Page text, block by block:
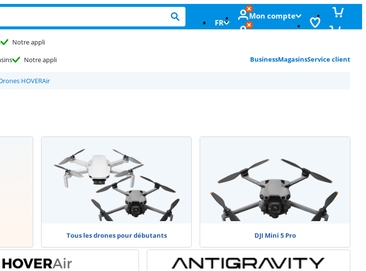
FR
Mon compte
Notre appli
Notre appli BusinessMagasinsService client
HOVERAir
Tous les drones pour débutants DJI Mini 5 Pro